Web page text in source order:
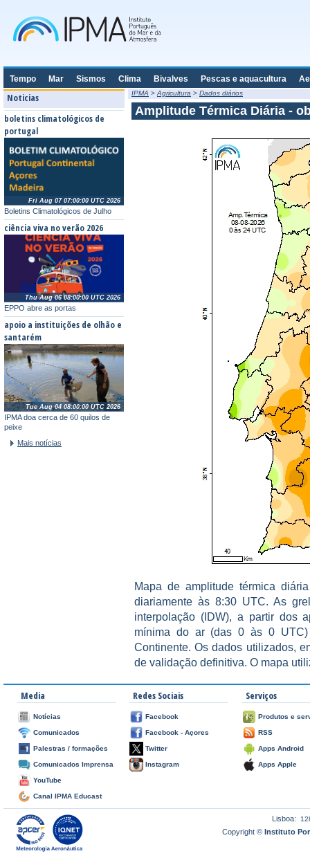
Tempo Mar Sismos Clima Bivalves Pescas e aquacultura
Noticias
boletins climatológicos de
portugal
Boletins Climatológicos de Julho
Fri Aug 07 07:00:00 UTC 2026
ciência viva no verão 2026
EPPO abre as portas
Thu Aug 06 08:00:00 UTC 2026
apoio a instituições de olhão e
santarém
IPMA doa cerca de 60 quilos de
peixe
Tue Aug 04 08:00:00 UTC 2026
Mais notícias
IPMA > Agricultura > Dados diários
Amplitude Térmica Diária -
Mapa de amplitude térmica
diariamente às 8:30 UTC. As
interpolação (IDW), a partir dos
mínima do ar (das 0 às 0
Continente. Os dados utilizados,
de validação definitiva. O mapa
Media
Notícias
Comunicados
Palestras / formações
Comunicados Imprensa
YouTube
Canal IPMA Educast
Redes Sociais
Facebook
Facebook - Açores
Twitter
Instagram
Serviços
Produtos e
RSS
Apps Android
Apps Apple
Lisboa:
Copyright ©Instituto